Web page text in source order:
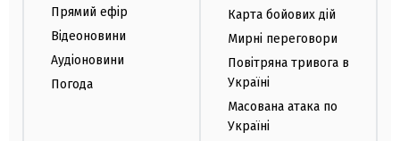
Прямий ефір
Відеоновини
Аудіоновини
Погода
Карта бойових дій
Мирні переговори
Повітряна тривога в
Україні
Масована атака по
Україні